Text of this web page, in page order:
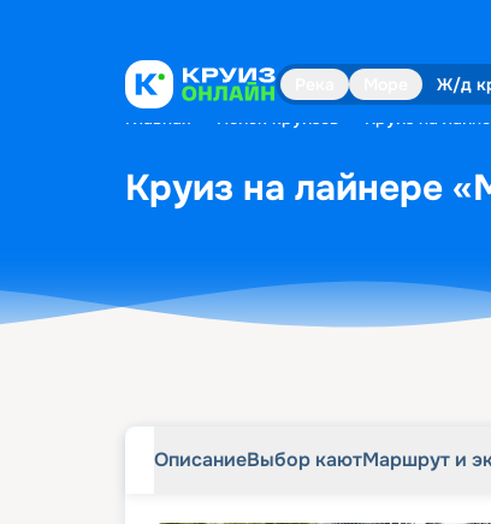
Ж/д
Главная Поиск круизов Круиз на
Круиз на лайнере
ОписаниеВыбор каютМаршрут и